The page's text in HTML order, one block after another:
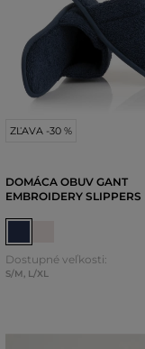
ZĽAVA -30 %
DOMÁCA OBUV GANT
EMBROIDERY SLIPPERS
Dostupné veľkosti:
S/M, L/XL